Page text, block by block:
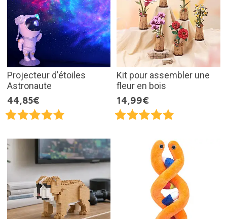
Projecteur d'étoiles
Astronaute
44,85€
Kit pour assembler une
fleur en bois
14,99€